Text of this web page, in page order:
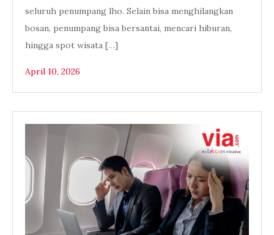
seluruh penumpang lho. Selain bisa menghilangkan
bosan, penumpang bisa bersantai, mencari hiburan,
hingga spot wisata […]
April 10, 2026